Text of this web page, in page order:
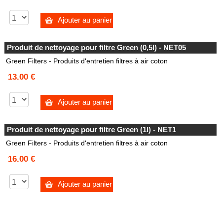
Ajouter au panier
Produit de nettoyage pour filtre Green (0,5l) - NET05
Green Filters - Produits d'entretien filtres à air coton
13.00 €
Ajouter au panier
Produit de nettoyage pour filtre Green (1l) - NET1
Green Filters - Produits d'entretien filtres à air coton
16.00 €
Ajouter au panier